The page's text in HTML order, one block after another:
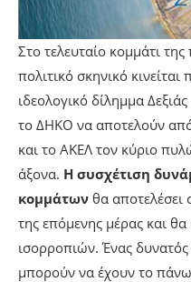
Στο τελευταίο κομμάτι
πολιτικό σκηνικό
ιδεολογικό δίλημμα
το ΔΗΚΟ να αποτελούν
και το ΑΚΕΛ τον κύριο
άξονα. Η συσχέτιση
κομμάτων θα
της επόμενης μέρας και θα
ισορροπιών. Ένας
μπορούν να έχουν το